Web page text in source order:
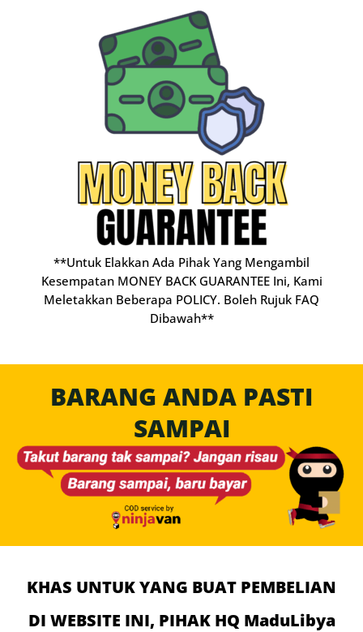
**Untuk Elakkan Ada Pihak Yang Mengambil
Kesempatan MONEY BACK GUARANTEE Ini, Kami
Meletakkan Beberapa POLICY. Boleh Rujuk FAQ
Dibawah**
BARANG ANDA PASTI
SAMPAI
KHAS UNTUK YANG BUAT PEMBELIAN
DI WEBSITE INI, PIHAK HQ MaduLibya